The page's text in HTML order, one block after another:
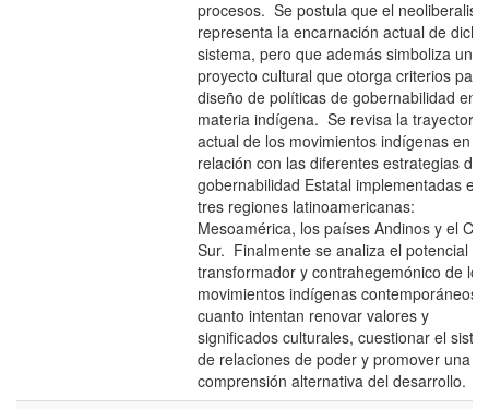
procesos. Se postula que el
representa la encarnación actual de dicho
sistema, pero que además simboliza un
proyecto cultural que otorga criterios
diseño de políticas de gobernabilidad en
materia indígena. Se revisa la trayectoria
actual de los movimientos indígenas en
relación con las diferentes estrategias de
gobernabilidad Estatal implementadas en
tres regiones latinoamericanas:
Mesoamérica, los países Andinos y el
Sur. Finalmente se analiza el potencial
transformador y contrahegemónico de los
movimientos indígenas contemporáneos,
cuanto intentan renovar valores y
significados culturales, cuestionar el
de relaciones de poder y promover una
comprensión alternativa del desarrollo.